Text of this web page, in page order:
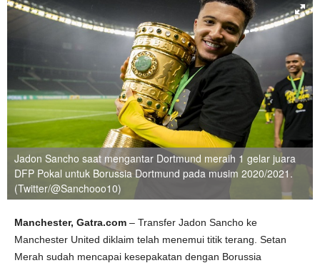
Jadon Sancho saat mengantar Dortmund meraih 1 gelar juara
DFP Pokal untuk Borussia Dortmund pada musim 2020/2021.
(Twitter/@Sanchooo10)
Manchester, Gatra.com – Transfer Jadon Sancho ke
Manchester United diklaim telah menemui titik terang. Setan
Merah sudah mencapai kesepakatan dengan Borussia